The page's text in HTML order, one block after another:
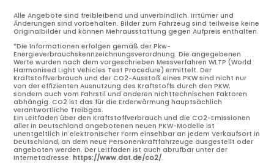
Alle Angebote sind freibleibend und unverbindlich. Irrtümer und
Änderungen sind vorbehalten. Bilder zum Fahrzeug sind teilweise keine
Originalbilder und können Mehrausstattung gegen Aufpreis enthalten.
*Die Informationen erfolgen gemäß der Pkw-
Energieverbrauchskennzeichnungsverordnung. Die angegebenen
Werte wurden nach dem vorgeschrieben Messverfahren WLTP (World
Harmonised Light Vehicles Test Procedure) ermittelt. Der
Kraftstoffverbrauch und der CO2-Ausstoß eines PKW sind nicht nur
von der effizienten Ausnutzung des Kraftstoffs durch den PKW,
sondern auch vom Fahrstil und anderen nichttechnischen Faktoren
abhängig. CO2 ist das für die Erderwärmung hauptsächlich
verantwortliche Treibgas.
Ein Leitfaden über den Kraftstoffverbrauch und die CO2-Emissionen
aller in Deutschland angebotenen neuen PKW-Modelle ist
unentgeltlich in elektronischer Form einsehbar an jedem Verkaufsort in
Deutschland, an dem neue Personenkraftfahrzeuge ausgestellt oder
angeboten werden. Der Leitfaden ist auch abrufbar unter der
Internetadresse:https://www.dat.de/co2/.